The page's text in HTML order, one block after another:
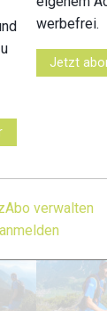
werbefrei.
Jetzt
Abo verwalten